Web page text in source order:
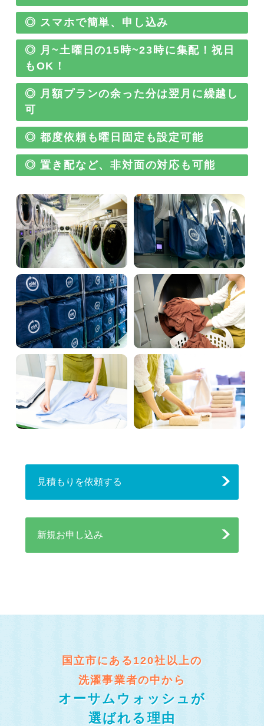
◎ スマホで簡単、申し込み
◎ 月~土曜日の15時~23時に集配！祝日
もOK！
◎ 月額プランの余った分は翌月に繰越し
可
◎ 都度依頼も曜日固定も設定可能
◎ 置き配など、非対面の対応も可能
見積もりを依頼する
新規お申し込み
国立市にある120社以上の
洗濯事業者の中から
オーサムウォッシュが
選ばれる理由